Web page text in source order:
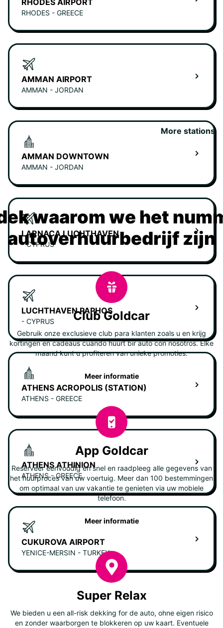
RHODES AIRPORT
RHODES - GREECE
AMMAN AIRPORT
AMMAN - JORDAN
AMMAN DOWNTOWN
AMMAN - JORDAN
LARNACA LUCHTHAVEN
- CYPRUS
LUCHTHAVEN PAPHOS
- CYPRUS
ATHENS ACROPOLIS (STATION)
ATHENS - GREECE
ATHENS ATHINION
ATHENS - GREECE
CUKUROVA AIRPORT
YENICE-MERSIN - TURKEY
More stations
waarom we het
autoverhuurbedrijf zijn
Club Goldcar
Gebruik onze exclusieve club para klanten zoals u en krijg
kortingen en cadeaus cuando huurt bir auto con nosotros. Elke
maand kunt u profiteren van unieke promoties.
Meer informatie
App Goldcar
Reserveer eenvoudig en snel en raadpleeg alle gegevens van
het huurproces van uw voertuig. Meer dan 100 bestemmingen
om optimaal van uw vakantie te genieten via uw mobiele
telefoon.
Meer informatie
Super Relax
We bieden u een all-risk dekking for de auto, ohne eigen risico
en zonder waarborgen te blokkeren op uw kaart. Eventuele